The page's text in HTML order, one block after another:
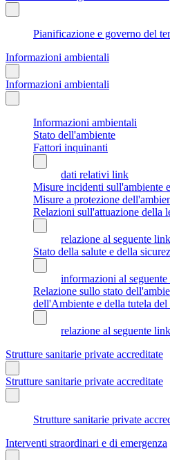
Pianificazione e governo del
Informazioni ambientali
Informazioni ambientali
Informazioni ambientali
Stato dell'ambiente
Fattori inquinanti
dati relativi link
Misure incidenti sull'ambiente
Misure a protezione
Relazioni sull'attuazione della
relazione al seguente link
Stato della salute e della
informazioni al
Relazione sullo stato
dell'Ambiente e della tutela
relazione al seguente link
Strutture sanitarie private accreditate
Strutture sanitarie private accreditate
Strutture sanitarie private
Interventi straordinari e di emergenza